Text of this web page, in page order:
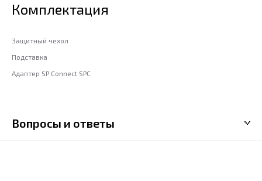
Комплектация
Защитный чехол
Подставка
Адаптер SP Connect SPC
Вопросы и ответы